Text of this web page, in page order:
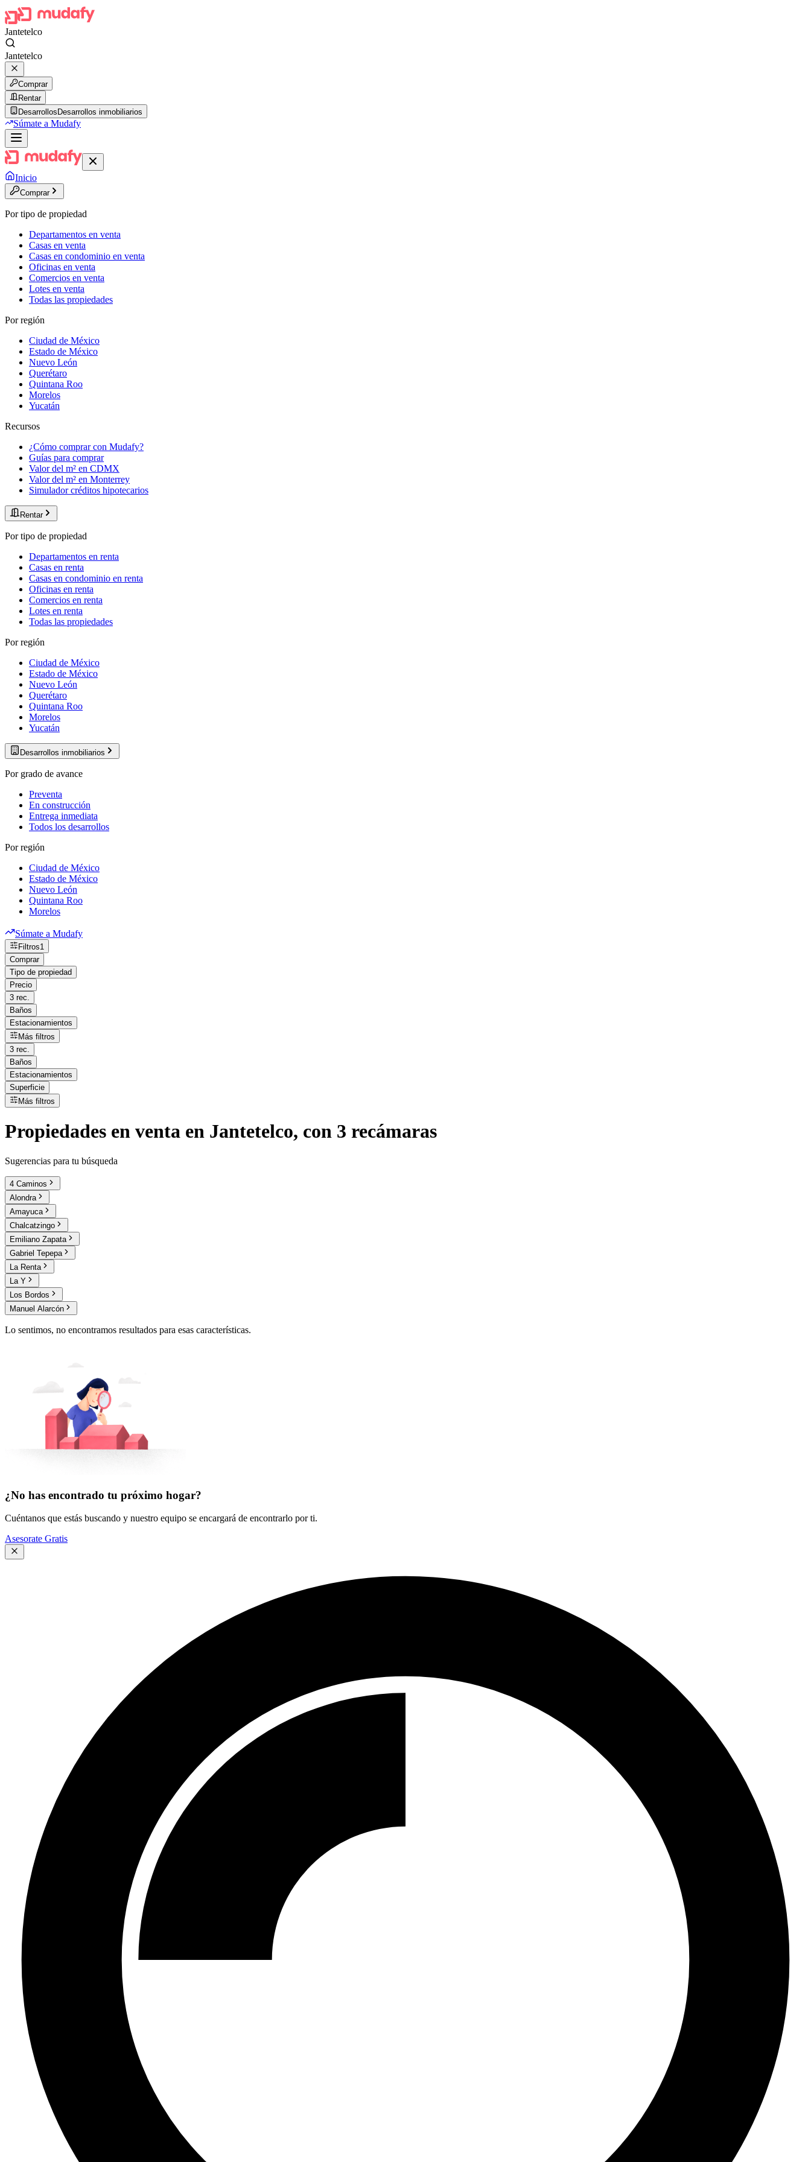
Jantetelco
Jantetelco
Comprar
Rentar
Desarrollos Desarrollos inmobiliarios
Súmate a Mudafy
Inicio
Comprar
Por tipo de propiedad
Departamentos en venta
Casas en venta
Casas en condominio en venta
Oficinas en venta
Comercios en venta
Lotes en venta
Todas las propiedades
Por región
Ciudad de México
Estado de México
Nuevo León
Querétaro
Quintana Roo
Morelos
Yucatán
Recursos
¿Cómo comprar con Mudafy?
Guías para comprar
Valor del m² en CDMX
Valor del m² en Monterrey
Simulador créditos hipotecarios
Rentar
Por tipo de propiedad
Departamentos en renta
Casas en renta
Casas en condominio en renta
Oficinas en renta
Comercios en renta
Lotes en renta
Todas las propiedades
Por región
Ciudad de México
Estado de México
Nuevo León
Querétaro
Quintana Roo
Morelos
Yucatán
Desarrollos inmobiliarios
Por grado de avance
Preventa
En construcción
Entrega inmediata
Todos los desarrollos
Por región
Ciudad de México
Estado de México
Nuevo León
Quintana Roo
Morelos
Súmate a Mudafy
Filtros1
Comprar
Tipo de propiedad
Precio
3 rec.
Baños
Estacionamientos
Más filtros
3 rec.
Baños
Estacionamientos
Superficie
Más filtros
Propiedades en venta en Jantetelco, con 3 recámaras
Sugerencias para tu búsqueda
4 Caminos
Alondra
Amayuca
Chalcatzingo
Emiliano Zapata
Gabriel Tepepa
La Renta
La Y
Los Bordos
Manuel Alarcón
Lo sentimos, no encontramos resultados para esas características.
¿No has encontrado tu próximo hogar?
Cuéntanos que estás buscando y nuestro equipo se encargará de encontrarlo por ti.
Asesorate Gratis